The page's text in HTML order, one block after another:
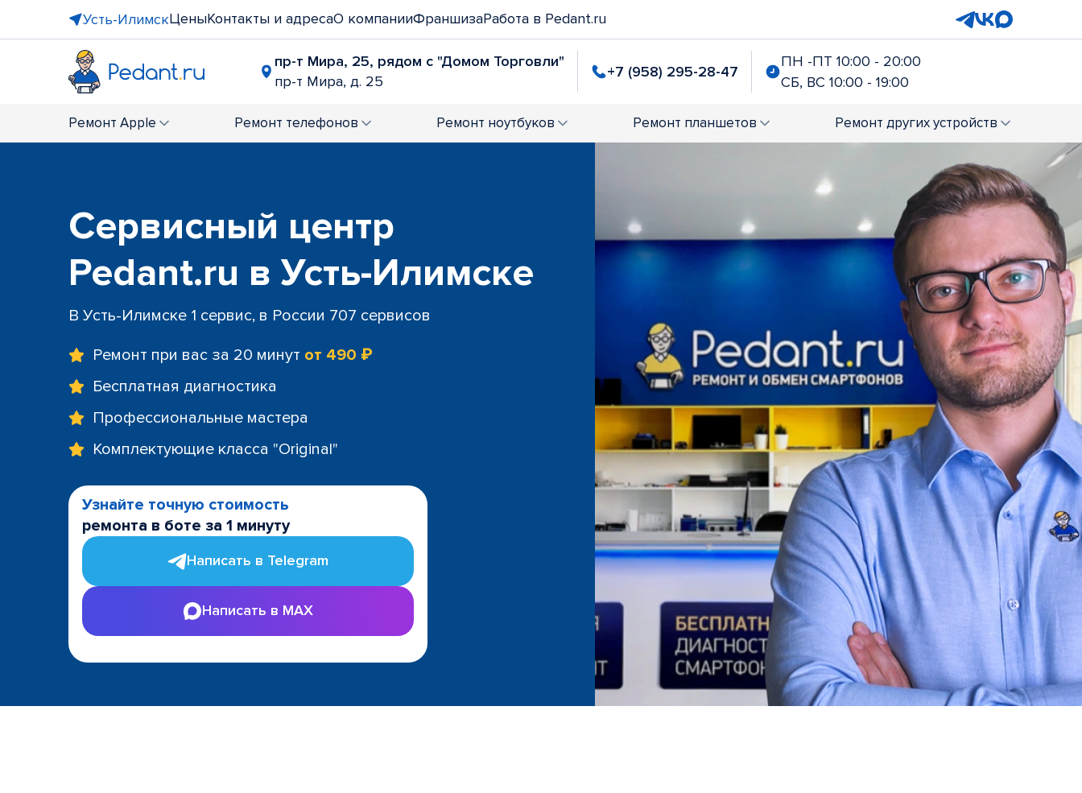
Усть-ИлимскЦеныКонтакты и адресаО компанииФраншизаРабота в Pedant.ru
пр-т Мира, 25, рядом с "Домом Торговли"
пр-т Мира, д. 25
+7 (958) 295-28-47
ПН -ПТ 10:00 - 20:00
СБ, ВС 10:00 - 19:00
Ремонт Apple Ремонт телефонов Ремонт ноутбуков Ремонт планшетов Ремонт других устройств
Сервисный центр
Pedant.ru в Усть-Илимске
В Усть-Илимске 1 сервис, в России 707 сервисов
Ремонт при вас за 20 минут от 490 ₽
Бесплатная диагностика
Профессиональные мастера
Комплектующие класса "Original"
Узнайте точную стоимость
ремонта в боте за 1 минуту
Написать в Telegram
Написать в MAX